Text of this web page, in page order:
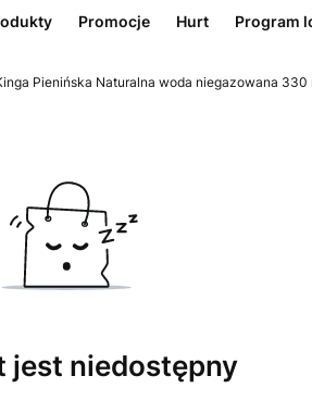
Promocje Hurt Program
Pienińska Naturalna woda niegazowana 330
jest niedostępny